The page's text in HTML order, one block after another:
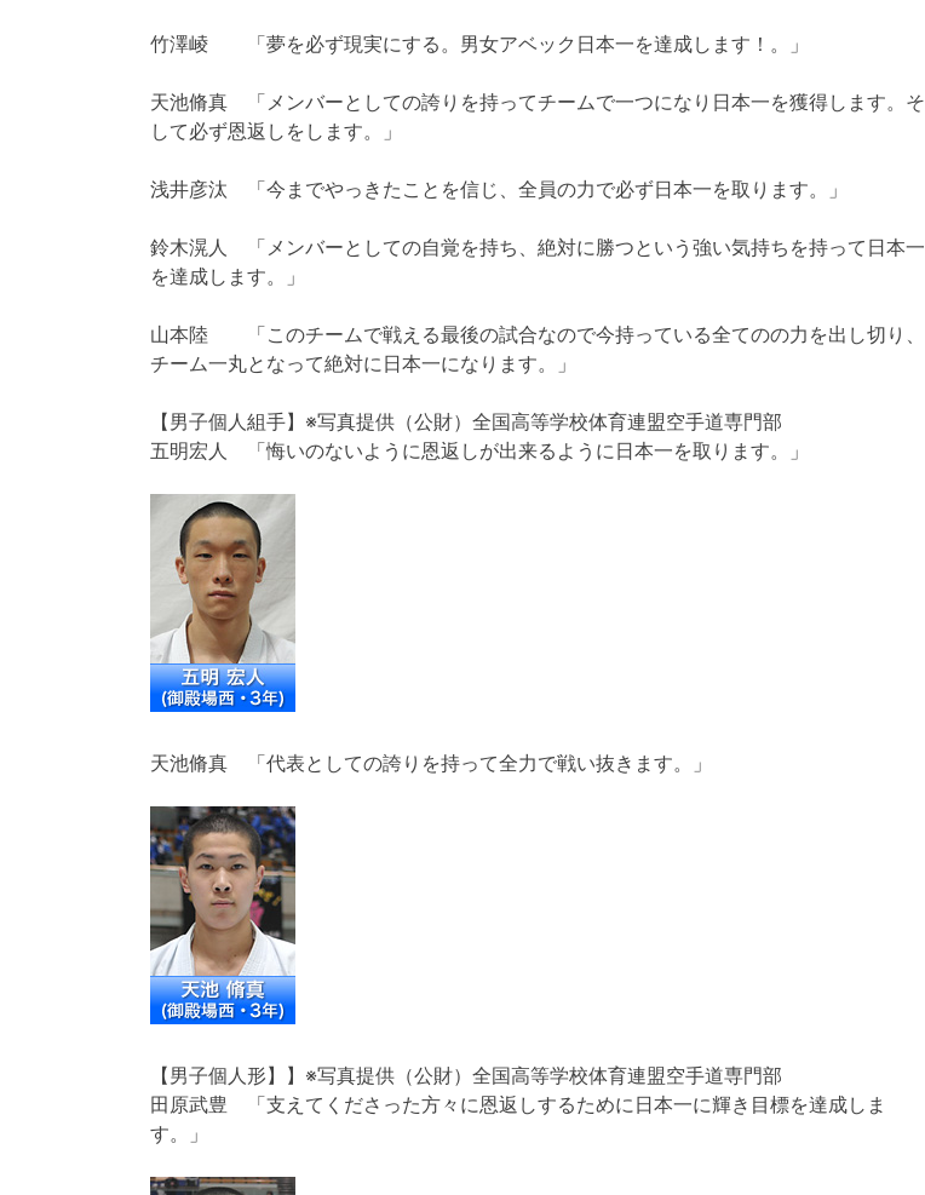
竹澤崚 「夢を必ず現実にする。男女アベック日本一を達成します！。」
天池脩真 「メンバーとしての誇りを持ってチームで一つになり日本一を獲得します。そ
して必ず恩返しをします。」
浅井彦汰 「今までやっきたことを信じ、全員の力で必ず日本一を取ります。」
鈴木滉人 「メンバーとしての自覚を持ち、絶対に勝つという強い気持ちを持って日本一
を達成します。」
山本陸 「このチームで戦える最後の試合なので今持っている全てのの力を出し切り、
チーム一丸となって絶対に日本一になります。」
【男子個人組手】※写真提供（公財）全国高等学校体育連盟空手道専門部
五明宏人 「悔いのないように恩返しが出来るように日本一を取ります。」
天池脩真 「代表としての誇りを持って全力で戦い抜きます。」
【男子個人形】】※写真提供（公財）全国高等学校体育連盟空手道専門部
田原武豊 「支えてくださった方々に恩返しするために日本一に輝き目標を達成しま
す。」